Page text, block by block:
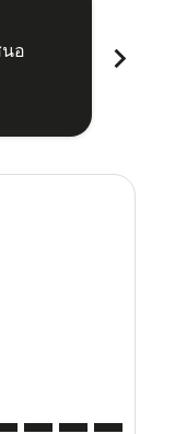
นอ
chevron_right